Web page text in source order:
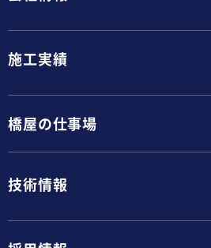
施工実績
橋屋の仕事場
技術情報